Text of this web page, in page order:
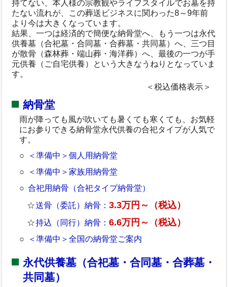
持てない、本人様の宗教観やライフスタイルでお墓を持
たない流れが、この葬送ビジネスに関わった8～9年前
より今は大きくなっています。
結果、一つは経済的で簡便な納骨堂へ、もう一つは永代
供養墓（合祀墓・合同墓・合葬墓・共同墓）へ、三つ目
が散骨（森林葬・端山葬・海洋葬）へ、最後の一つが手
元供養（ご自宅供養）という大きなうねりとなっていま
す。
＜税込価格表示＞
納骨堂
雨が降っても風が吹いても暑くても寒くても、お気軽
にお参りできる納骨堂永代供養の合祀タイプが人気で
す。
＜準備中＞個人用納骨堂
＜準備中＞家族用納骨堂
合祀用納骨（合祀タイプ納骨堂）
送骨（委託）納骨：3.3万円～（税込）
持込（同行）納骨：6.6万円～（税込）
＜準備中＞全国の納骨堂ご案内
永代供養墓（合祀墓・合同墓・合葬墓・
共同墓）